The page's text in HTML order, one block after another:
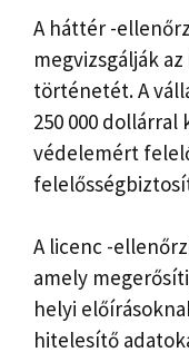
A háttér -
megvizsgálják
történetét. A
250 000
védelemért
A licenc -
amely
helyi
hitelesítő